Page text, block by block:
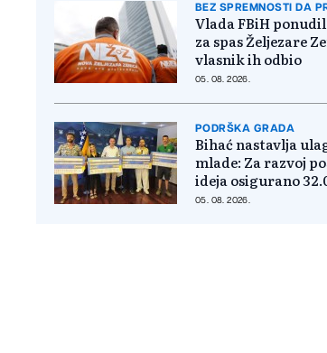
BEZ SPREMNOSTI DA
Vlada FBiH
za spas Željezare
vlasnik ih odbio
05. 08. 2026.
PODRŠKA GRADA
Bihać nastavlja
mlade: Za razvoj
ideja osigurano
05. 08. 2026.